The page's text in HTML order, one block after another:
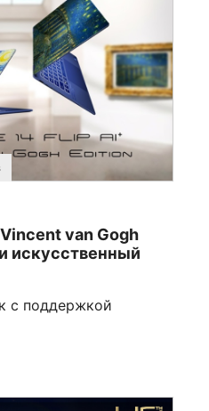
van Gogh
искусственный
с поддержкой